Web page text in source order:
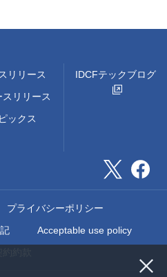
リリース
スリリース
ックス
IDCFテックブログ
プライバシーポリシー
Acceptable use policy